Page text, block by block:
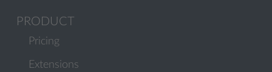
PRODUCT
Pricing
Extensions